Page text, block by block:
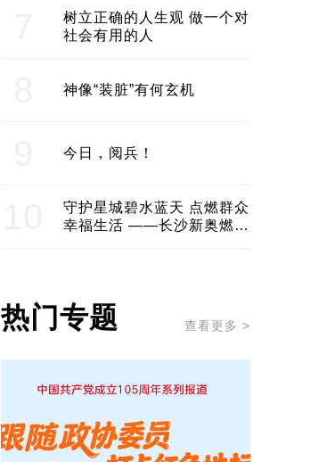
树立正确的人生观 做一个对
社会有用的人
神像“装脏”有何玄机
今日，阅兵！
守护星城碧水蓝天 点燃群众
幸福生活 ——长沙新奥燃气
热门专题 查看更多 >